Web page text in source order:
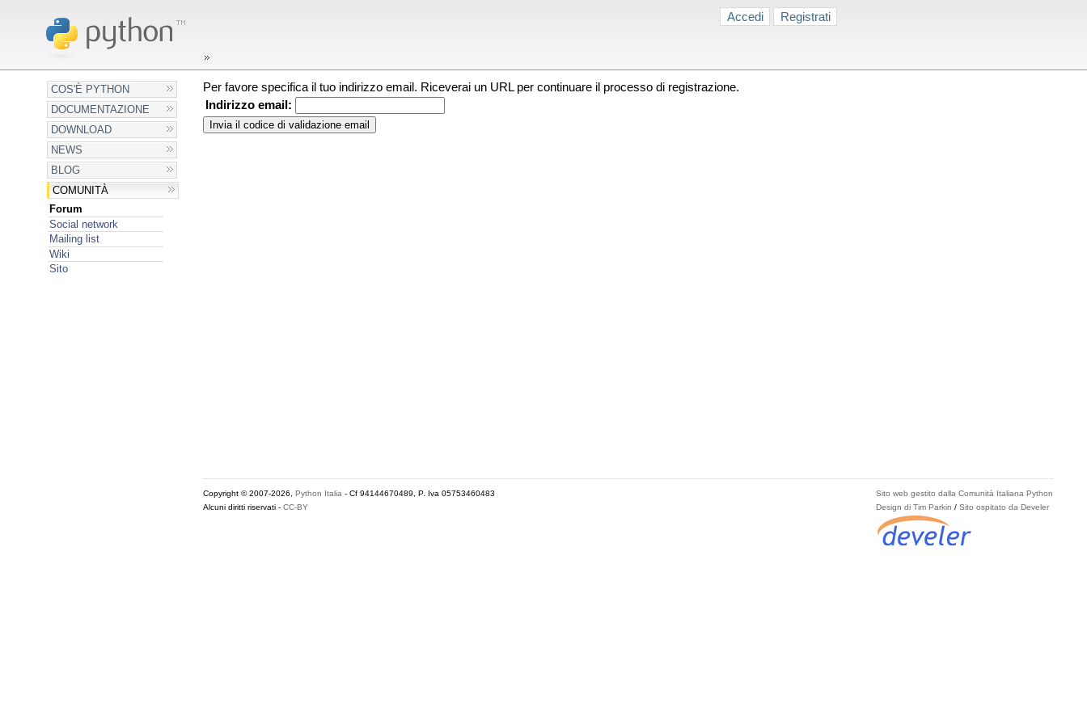
Accedi Registrati
COS'È PYTHON
DOCUMENTAZIONE
DOWNLOAD
NEWS
BLOG
COMUNITÀ
Forum
Social network
Mailing list
Wiki
Sito
Per favore specifica il tuo indirizzo email. Riceverai un URL per continuare il processo di registrazione.
Indirizzo email:
Sito web gestito dalla Comunità Italiana Python
Design di Tim Parkin /Sito ospitato da Develer
Copyright © 2007-2026, Python Italia - Cf 94144670489, P. Iva 05753460483
Alcuni diritti riservati - CC-BY